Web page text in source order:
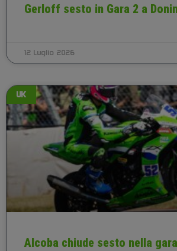
Gerloff sesto in Gara 2 a
12 Luglio 2026
UK
Alcoba chiude sesto nella